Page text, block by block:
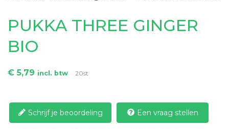
PUKKA THREE GINGER
BIO
€ 5,79 incl. btw 20st
Schrijf je beoordeling Een vraag stellen